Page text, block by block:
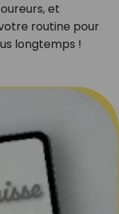
et
routine pour
longtemps !